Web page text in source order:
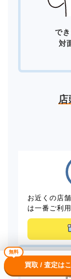
で
対
店
お近くの店
は一番ご利
無料
買取 / 査定は